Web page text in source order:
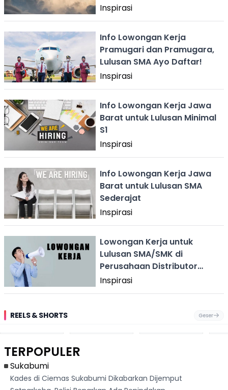
Inspirasi
Info Lowongan Kerja
Pramugari dan Pramugara,
Lulusan SMA Ayo Daftar!
Inspirasi
Info Lowongan Kerja Jawa
Barat untuk Lulusan Minimal
S1
Inspirasi
Info Lowongan Kerja Jawa
Barat untuk Lulusan SMA
Sederajat
Inspirasi
Lowongan Kerja untuk
Lulusan SMA/SMK di
Perusahaan Distributor
Makanan Ringan
Inspirasi
REELS & SHORTS Geser
Festival Ekstrem
Banteng
"Bang Messi"
TERPOPULER
Sukabumi
Kades di Ciemas Sukabumi Dikabarkan Dijemput